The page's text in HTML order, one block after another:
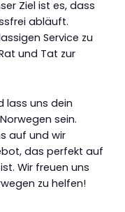
Ziel ist es, dass
abläuft.
Service zu
und Tat zur
lass uns dein
sein.
auf und wir
das perfekt auf
Wir freuen uns
zu helfen!